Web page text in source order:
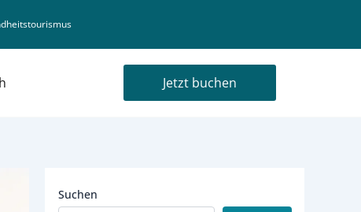
Jetzt buchen
Suchen